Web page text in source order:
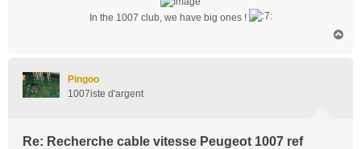
In the 1007 club, we have big ones !
Pingoo
1007iste d'argent
Re: Recherche cable vitesse Peugeot 1007 ref